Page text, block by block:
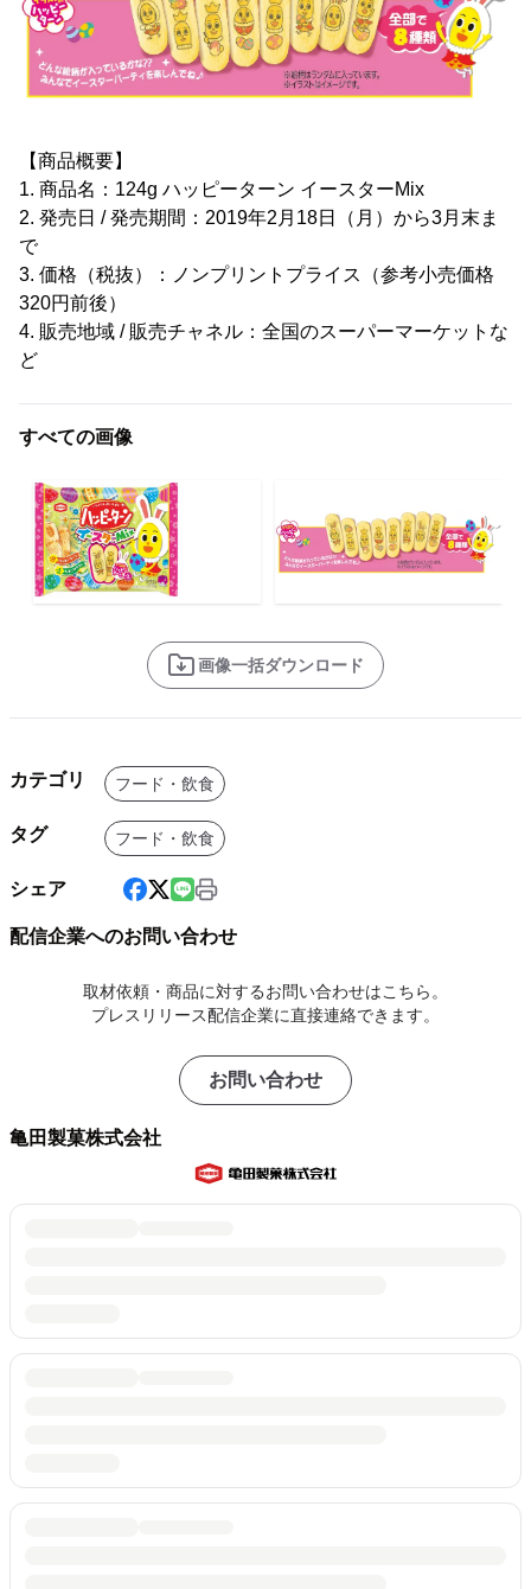
【商品概要】
1. 商品名：124g ハッピーターン イースターMix
2. 発売日 / 発売期間：2019年2月18日（月）から3月末ま
で
3. 価格（税抜）：ノンプリントプライス（参考小売価格
320円前後）
4. 販売地域 / 販売チャネル：全国のスーパーマーケットな
ど
すべての画像
画像一括ダウンロード
カテゴリ フード・飲食
タグ フード・飲食
シェア
配信企業へのお問い合わせ
取材依頼・商品に対するお問い合わせはこちら。
プレスリリース配信企業に直接連絡できます。
お問い合わせ
亀田製菓株式会社